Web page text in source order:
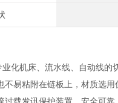
化机床、流水线、自动线
易粘附在链板上，材质选